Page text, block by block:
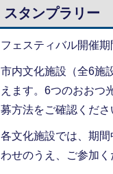
スタンプラリー
フェスティバル開催期
市内文化施設（全6施
えます。6つのおおつ
募方法をご確認くださ
各文化施設では、期
わせのうえ、ご参加く